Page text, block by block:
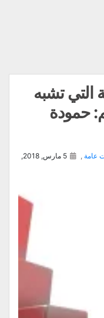
التي تشبه
حمودة
عامة ,